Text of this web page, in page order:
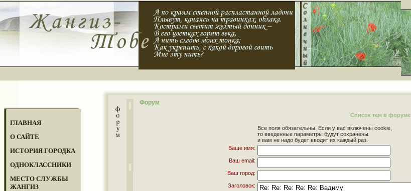
ГЛАВНАЯ
О САЙТЕ
ИСТОРИЯ ГОРОДКА
ОДНОКЛАССНИКИ
МЕСТО СЛУЖБЫ
ЖАНГИЗ
Форум
Список тем в форуме
Все поля обязательны. Если у вас включены cookie,
то введенные параметры будут сохранены
и вам не надо будет вводит их каждый раз.
Ваше имя:
Ваш email:
Ваш город:
Заголовок: